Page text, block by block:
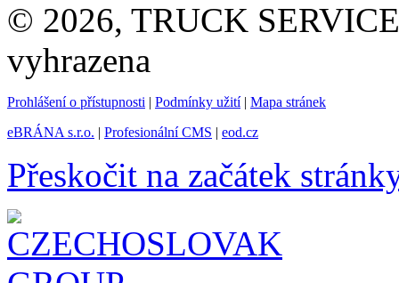
© 2026, TRUCK
vyhrazena
Prohlášení o přístupnosti | Podmínky užití| Mapa stránek
eBRÁNA s.r.o. | Profesionální CMS | eod.cz
Přeskočit na začátek